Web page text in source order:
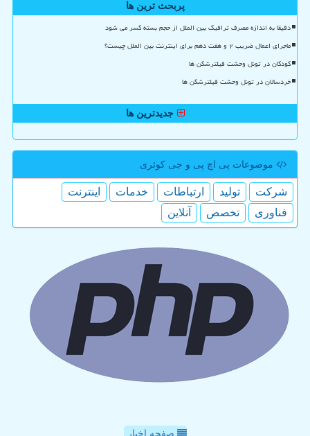
پربحث ترین ها
دقیقا به اندازه مصرف ترافیک بین الملل از حجم بسته کسر می شود
ماجرای اعمال ضریب ۲ و هفت دهم برای اینترنت بین الملل چیست؟
کودکان در تونل وحشت فیلترشکن ها
خردسالان در تونل وحشت فیلترشکن ها
جدیدترین ها
موضوعات پی اچ پی و جی كوئری
شركت تولید ارتباطات خدمات
اینترنت
فناوری
تخصص آنلاین
صفحه اخبار